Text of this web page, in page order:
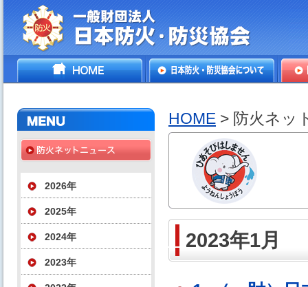
一般財団法人日本防火・防
HOME
2026年
2025年
2024年
2023年
HOME > 防火ネッ
2023年1月